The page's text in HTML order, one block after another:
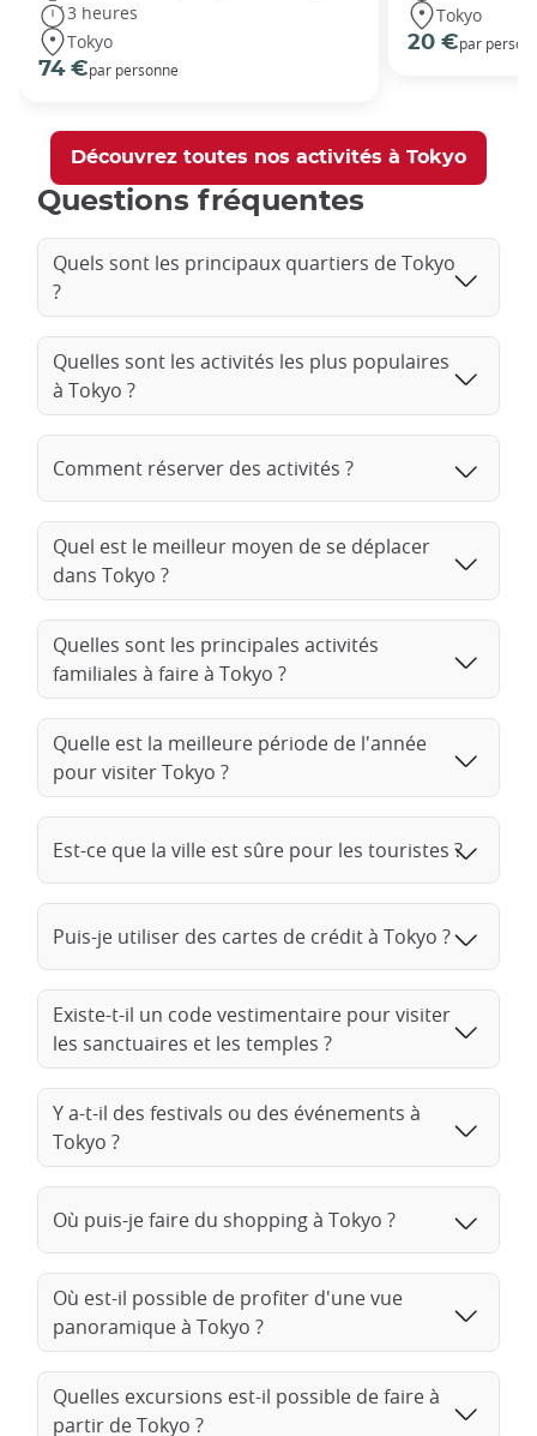
3 heures
Tokyo
74 €par personne
Tokyo
20 €par
Découvrez toutes nos activités à Tokyo
Questions fréquentes
Quels sont les principaux quartiers de Tokyo
?
Quelles sont les activités les plus populaires
à Tokyo ?
Comment réserver des activités ?
Quel est le meilleur moyen de se déplacer
dans Tokyo ?
Quelles sont les principales activités
familiales à faire à Tokyo ?
Quelle est la meilleure période de l'année
pour visiter Tokyo ?
Est-ce que la ville est sûre pour les touristes ?
Puis-je utiliser des cartes de crédit à Tokyo ?
Existe-t-il un code vestimentaire pour visiter
les sanctuaires et les temples ?
Y a-t-il des festivals ou des événements à
Tokyo ?
Où puis-je faire du shopping à Tokyo ?
Où est-il possible de profiter d'une vue
panoramique à Tokyo ?
Quelles excursions est-il possible de faire à
partir de Tokyo ?